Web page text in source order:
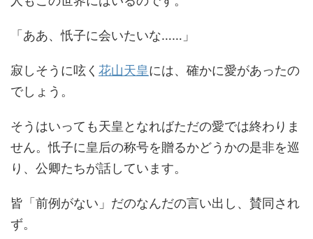
「ああ、忯子に会いたいな……」
寂しそうに呟く 花山天皇には、確かに愛があったの
でしょう。
そうはいっても天皇となればただの愛では終わりま
せん。忯子に皇后の称号を贈るかどうかの是非を巡
り、公卿たちが話しています。
皆「前例がない」だのなんだの言い出し、賛同され
ず。